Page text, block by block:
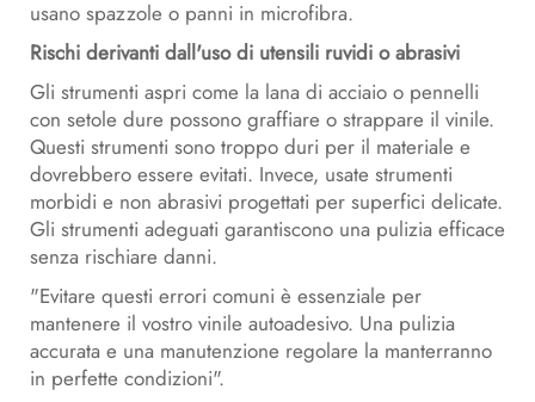
usano spazzole o panni in microfibra.
Rischi derivanti dall'uso di utensili ruvidi o abrasivi
Gli strumenti aspri come la lana di acciaio o pennelli
con setole dure possono graffiare o strappare il vinile.
Questi strumenti sono troppo duri per il materiale e
dovrebbero essere evitati. Invece, usate strumenti
morbidi e non abrasivi progettati per superfici delicate.
Gli strumenti adeguati garantiscono una pulizia efficace
senza rischiare danni.
"Evitare questi errori comuni è essenziale per
mantenere il vostro vinile autoadesivo. Una pulizia
accurata e una manutenzione regolare la manterranno
in perfette condizioni".